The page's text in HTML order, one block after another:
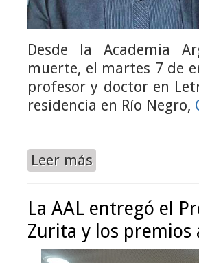
Desde la Academia
muerte, el martes 7 de
profesor y doctor en
residencia en Río Negro,
Leer más
La AAL entregó el
Zurita y los premios